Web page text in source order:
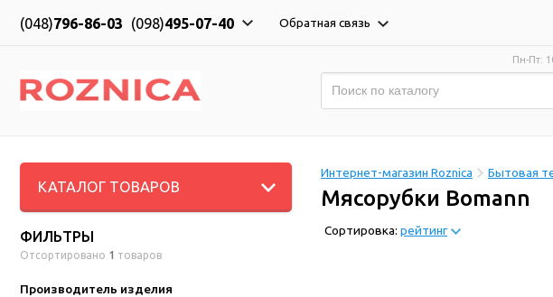
(048)796-86-03 (098)495-07-40 Обратная связь
Пн-Пт:
КАТАЛОГ ТОВАРОВ
ФИЛЬТРЫ
Отсортировано 1 товаров
Производитель изделия
Интернет-магазин Roznica Бытовая
Мясорубки Bomann
Сортировка: рейтинг